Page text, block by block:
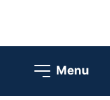
Menu